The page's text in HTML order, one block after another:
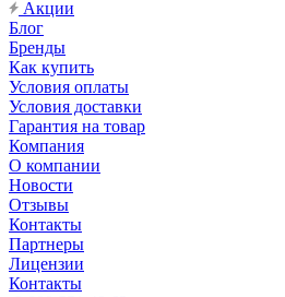
Акции
Блог
Бренды
Как купить
Условия оплаты
Условия доставки
Гарантия на товар
Компания
О компании
Новости
Отзывы
Контакты
Партнеры
Лицензии
Контакты